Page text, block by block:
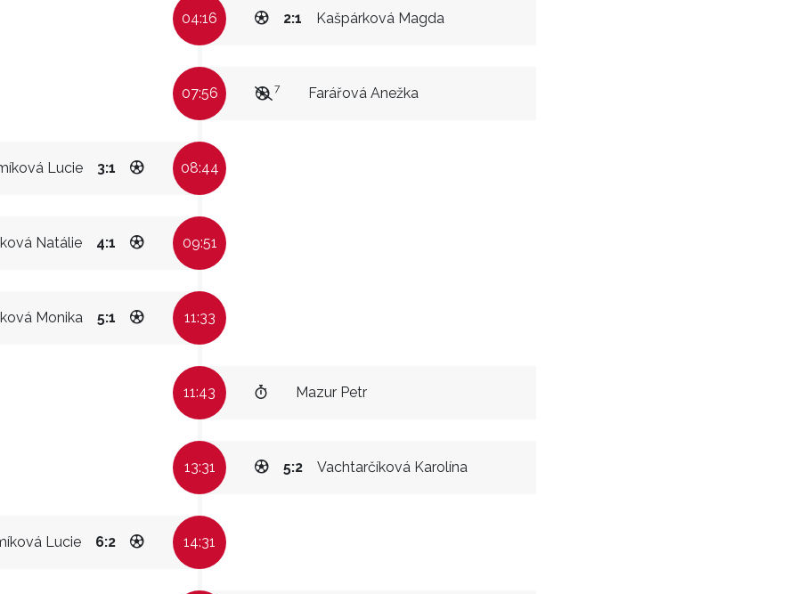
04:16 Kašpárková Magda
2:1
07:56 Farářová Anežka
7
Lucie 3:1 08:44
Natálie 4:1 09:51
Monika 5:1 11:33
11:43 Mazur Petr
13:31 Vachtarčíková Karolína
5:2
Lucie 6:2 14:31